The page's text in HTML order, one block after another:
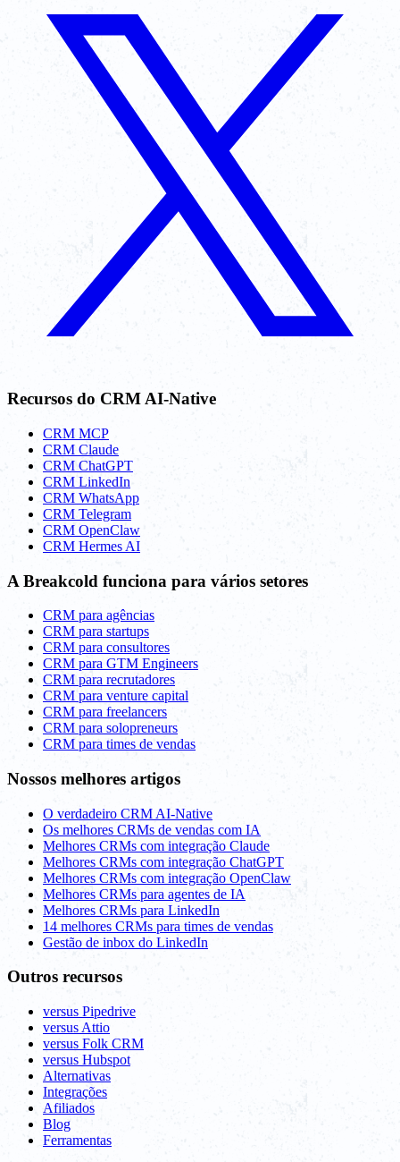
Recursos do CRM AI-Native
CRM MCP
CRM Claude
CRM ChatGPT
CRM LinkedIn
CRM WhatsApp
CRM Telegram
CRM OpenClaw
CRM Hermes AI
A Breakcold funciona para vários setores
CRM para agências
CRM para startups
CRM para consultores
CRM para GTM Engineers
CRM para recrutadores
CRM para venture capital
CRM para freelancers
CRM para solopreneurs
CRM para times de vendas
Nossos melhores artigos
O verdadeiro CRM AI-Native
Os melhores CRMs de vendas com IA
Melhores CRMs com integração Claude
Melhores CRMs com integração ChatGPT
Melhores CRMs com integração OpenClaw
Melhores CRMs para agentes de IA
Melhores CRMs para LinkedIn
14 melhores CRMs para times de vendas
Gestão de inbox do LinkedIn
Outros recursos
versus Pipedrive
versus Attio
versus Folk CRM
versus Hubspot
Alternativas
Integrações
Afiliados
Blog
Ferramentas